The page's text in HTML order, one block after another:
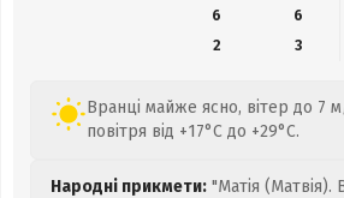
6
6
2
3
Вранці майже ясно, вітер до 7
повітря від +17°C до +29°C.
Народні прикмети: "Матія